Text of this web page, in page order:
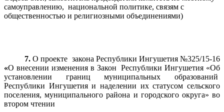
самоуправлению, национальной политике, связям с
общественностью и религиозными объединениями)
7. О проекте закона Республики Ингушетия №325/15-16
«О внесении изменения в Закон Республики Ингушетия «Об
установлении границ муниципальных образований
Республики Ингушетия и наделении их статусом сельского
поселения, муниципального района и городского округа» во
втором чтении